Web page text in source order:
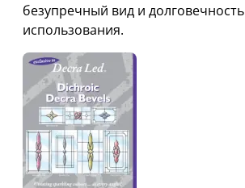
безупречный вид и долговечность
использования.